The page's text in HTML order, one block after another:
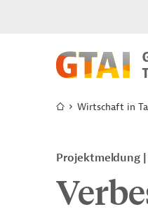
Wirtschaft in
Projektmeldung